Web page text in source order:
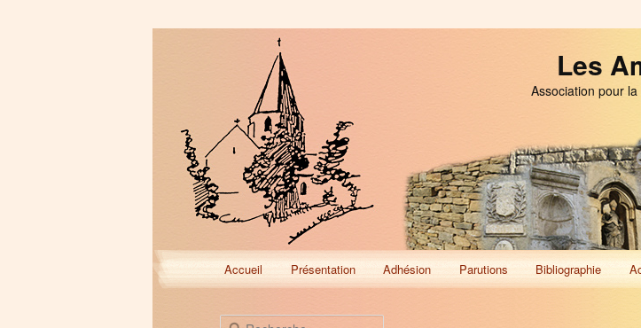
Les
Association pour
Menu
principal
Aller
au
Aller
au
Accueil Présentation Adhésion Parutions Bibliographie